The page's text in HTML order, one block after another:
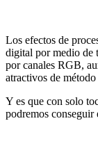
Los efectos de
digital por medio de
por canales RGB,
atractivos de
Y es que con solo
podremos conseguir